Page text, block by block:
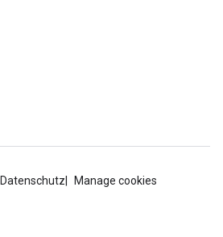
Datenschutz Manage cookies